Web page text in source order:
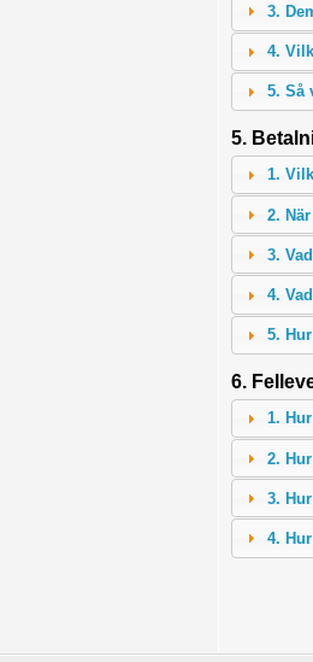
3.
4.
5. Så
5.
1.
2.
3.
4.
5.
6.
1.
2.
3.
4.